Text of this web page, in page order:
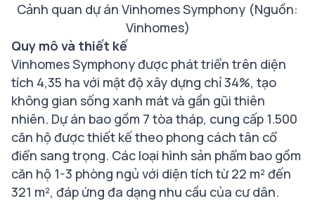
Cảnh quan dự án Vinhomes Symphony (Nguồn:
Vinhomes)
Quy mô và thiết kế
Vinhomes Symphony được phát triển trên diện
tích 4,35 ha với mật độ xây dựng chỉ 34%, tạo
không gian sống xanh mát và gần gũi thiên
nhiên. Dự án bao gồm 7 tòa tháp, cung cấp 1.500
căn hộ được thiết kế theo phong cách tân cổ
điển sang trọng. Các loại hình sản phẩm bao gồm
căn hộ 1-3 phòng ngủ với diện tích từ 22 m² đến
321 m², đáp ứng đa dạng nhu cầu của cư dân.